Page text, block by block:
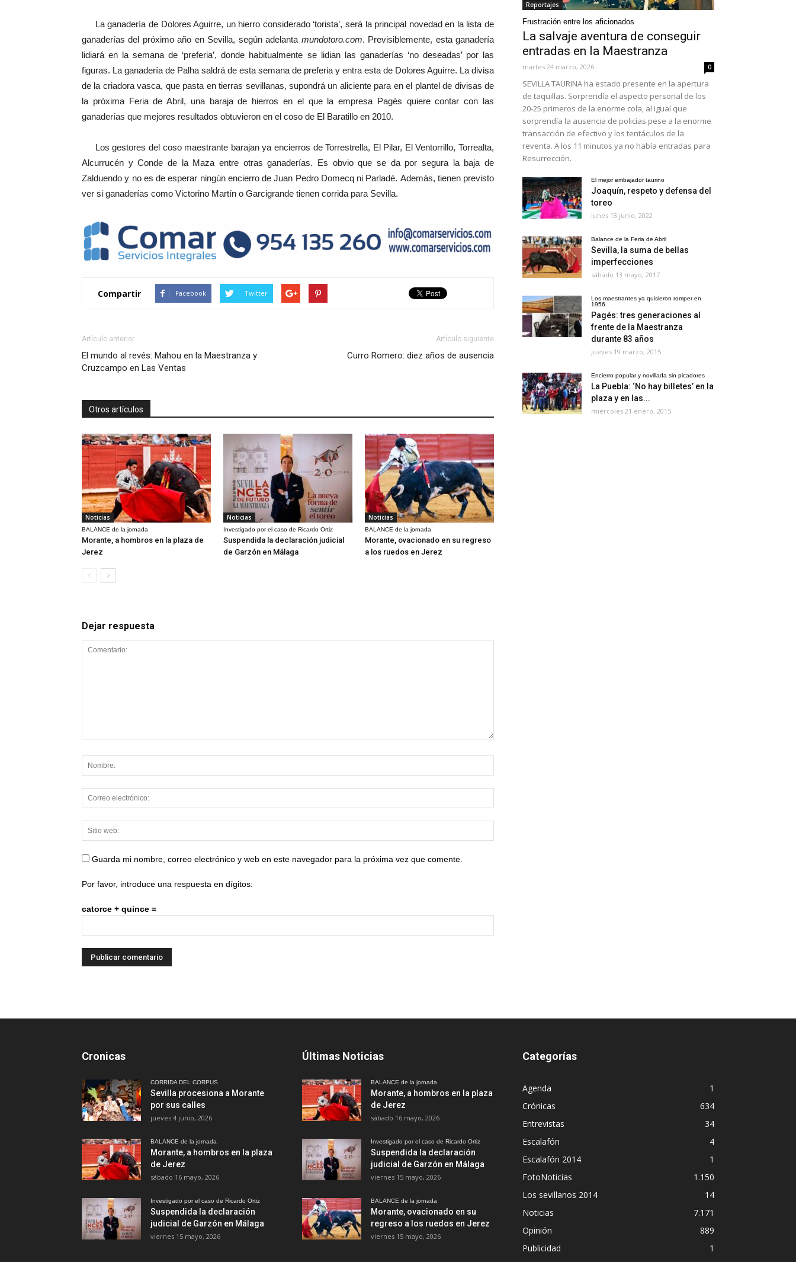
La ganadería de Dolores Aguirre, un hierro considerado ‘torista’, será la principal novedad en la lista de
ganaderías del próximo año en Sevilla, según adelanta mundotoro.com. Previsiblemente, esta ganadería
lidiará en la semana de ‘preferia’, donde habitualmente se lidian las ganaderías ‘no deseadas’ por las
figuras. La ganadería de Palha saldrá de esta semana de preferia y entra esta de Dolores Aguirre. La divisa
de la criadora vasca, que pasta en tierras sevillanas, supondrá un aliciente para en el plantel de divisas de
la próxima Feria de Abril, una baraja de hierros en el que la empresa Pagés quiere contar con las
ganaderías que mejores resultados obtuvieron en el coso de El Baratillo en 2010.
Los gestores del coso maestrante barajan ya encierros de Torrestrella, El Pilar, El Ventorrillo, Torrealta,
Alcurrucén y Conde de la Maza entre otras ganaderías. Es obvio que se da por segura la baja de
Zalduendo y no es de esperar ningún encierro de Juan Pedro Domecq ni Parladé. Además, tienen previsto
ver si ganaderías como Victorino Martín o Garcigrande tienen corrida para Sevilla.
Compartir Facebook Twitter
Artículo anterior
El mundo al revés: Mahou en la Maestranza y
Cruzcampo en Las Ventas
Artículo siguiente
Curro Romero: diez años de ausencia
Otros artículos
Noticias
BALANCE de la jornada
Morante, a hombros en la plaza de
Jerez
Noticias
Investigado por el caso de Ricardo Ortiz
Suspendida la declaración judicial
de Garzón en Málaga
Noticias
BALANCE de la jornada
Morante, ovacionado en su regreso
a los ruedos en Jerez
Dejar respuesta
Guarda mi nombre, correo electrónico y web en este navegador para la próxima vez que comente.
Por favor, introduce una respuesta en dígitos:
catorce + quince =
Reportajes
Frustración entre los aficionados
La salvaje aventura de conseguir
entradas en la Maestranza
martes 24 marzo, 2026 0
SEVILLA TAURINA ha estado presente en la apertura
de taquillas. Sorprendía el aspecto personal de los
20-25 primeros de la enorme cola, al igual que
sorprendía la ausencia de policías pese a la enorme
transacción de efectivo y los tentáculos de la
reventa. A los 11 minutos ya no había entradas para
Resurrección.
El mejor embajador taurino
Joaquín, respeto y defensa del
toreo
lunes 13 junio, 2022
Balance de la Feria de Abril
Sevilla, la suma de bellas
imperfecciones
sábado 13 mayo, 2017
Los maestrantes ya quisieron romper en
1956
Pagés: tres generaciones al
frente de la Maestranza
durante 83 años
jueves 19 marzo, 2015
Encierro popular y novillada sin picadores
La Puebla: ‘No hay billetes’ en la
plaza y en las...
miércoles 21 enero, 2015
Cronicas
CORRIDA DEL CORPUS
Sevilla procesiona a Morante
por sus calles
jueves 4 junio, 2026
BALANCE de la jornada
Morante, a hombros en la plaza
de Jerez
sábado 16 mayo, 2026
Investigado por el caso de Ricardo Ortiz
Suspendida la declaración
judicial de Garzón en Málaga
viernes 15 mayo, 2026
Últimas Noticias
BALANCE de la jornada
Morante, a hombros en la plaza
de Jerez
sábado 16 mayo, 2026
Investigado por el caso de Ricardo Ortiz
Suspendida la declaración
judicial de Garzón en Málaga
viernes 15 mayo, 2026
BALANCE de la jornada
Morante, ovacionado en su
regreso a los ruedos en Jerez
viernes 15 mayo, 2026
Categorías
Agenda
1
Crónicas
634
Entrevistas
34
Escalafón
4
Escalafón 2014
1
FotoNoticias
1.150
Los sevillanos 2014
14
Noticias
7.171
Opinión
889
Publicidad
1